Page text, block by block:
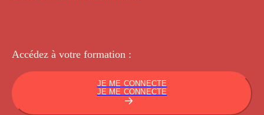
Accédez à votre formation :
JE ME CONNECTE
JE ME CONNECTE